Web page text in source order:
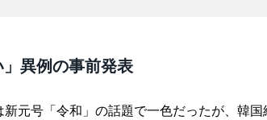
」異例の事前発表
新元号「令和」の話題で一色だったが、韓国